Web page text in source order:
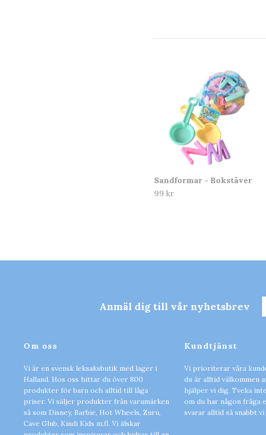
Sandformar - Bokstäver
99 kr
Anmäl dig till vår nyhetsbrev
Om oss
Vi är en svensk leksaksbutik med lager i
Halland. Hos oss hittar du över 800
produkter för barn och alltid till låga
priser. Vi säljer produkter från varumärken
så som Disney, Barbie, Hot Wheels, Zuru,
Cave Glub, Kindi Kids m.fl. Vi älskar
Kundtjänst
Vi prioriterar våra
du är alltid välkommen
hjälper vi dig. Tveka
om du har någon fråga
svarar alltid så snabbt vi